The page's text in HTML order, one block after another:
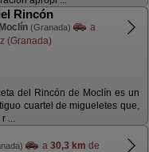
Rincón
Moclín (Granada)
a
(Granada)
del Rincón de Moclín es un
cuartel de migueletes que,
...
a 30,3 km de